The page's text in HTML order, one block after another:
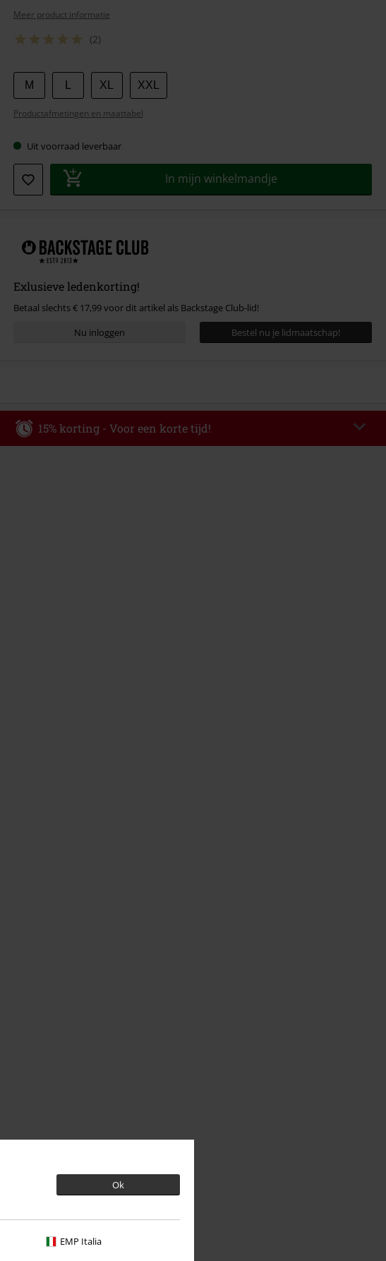
Ok
EMP Italia
Meer product informatie
(2)
Kies
je
maat
M XL XXL
Productafmetingen en maattabel
Uit voorraad leverbaar
In mijn winkelmandje
Exlusieve ledenkorting!
Betaal slechts € 17,99 voor dit artikel als Backstage Club-lid!
Nu inloggen
Bestel nu je lidmaatschap!
15% korting - Voor een korte tijd!